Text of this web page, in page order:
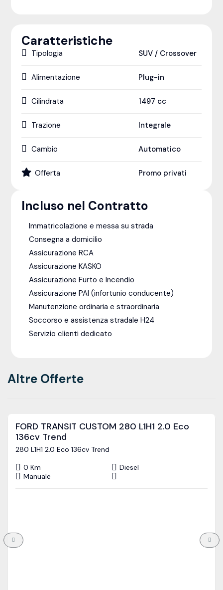
Caratteristiche
Tipologia SUV / Crossover
Alimentazione Plug-in
Cilindrata 1497 cc
Trazione Integrale
Cambio Automatico
Offerta Promo privati
Incluso nel Contratto
Immatricolazione e messa su strada
Consegna a domicilio
Assicurazione RCA
Assicurazione KASKO
Assicurazione Furto e Incendio
Assicurazione PAI (infortunio conducente)
Manutenzione ordinaria e straordinaria
Soccorso e assistenza stradale H24
Servizio clienti dedicato
Altre Offerte
FORD TRANSIT CUSTOM 280 L1H1 2.0 Eco
136cv Trend
280 L1H1 2.0 Eco 136cv Trend
0 Km
Diesel
Manuale